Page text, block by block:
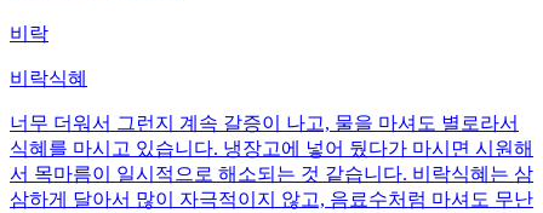
비락
비락식혜
너무 더워서 그런지 계속 갈증이 나고, 물을 마셔도 별로라서
식혜를 마시고 있습니다. 냉장고에 넣어 뒀다가 마시면 시원해
서 목마름이 일시적으로 해소되는 것 같습니다. 비락식혜는 삼
삼하게 달아서 많이 자극적이지 않고, 음료수처럼 마셔도 무난